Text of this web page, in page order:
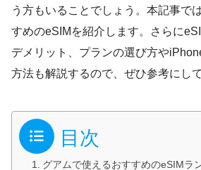
う方もいることでしょう。本記事で
すめのeSIMを紹介します。さらに
デメリット、プランの選び方や
方法も解説するので、ぜひ参考にし
目次
グアムで使えるおすすめのeSIMラ